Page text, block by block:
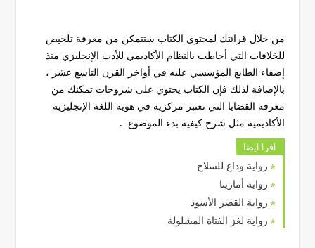
من خلال قرائتك لمحتوى الكتاب ستتمكن من معرفة تلخيص
للخلافات التي أحاطت بالنظام الأكاديمي للأدب الإنجليزي منذ
إضفاء الطابع المؤسسي عليه في أواخر القرن التاسع عشر ،
بالإضافة لذلك فإن الكتاب يحتوي على شروحات تمكنك من
معرفة القضايا التي تعتبر مركزية في هوية اللغة الإنجليزية
الأكاديمية مثل شرح كيفية بدء الموضوع .
اقرا ايضا
رواية وداع للسلاح
رواية أماريتا
رواية القصر الأسود
رواية لغز الفتاة المشلولة